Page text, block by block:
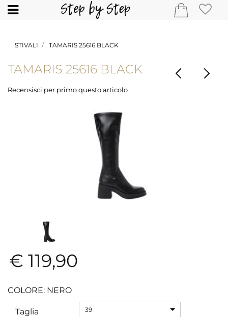
Open
STIVALI TAMARIS 25616 BLACK
TAMARIS 25616 BLACK
Recensisci per primo questo articolo
€ 119,90
COLORE: NERO
Taglia 39